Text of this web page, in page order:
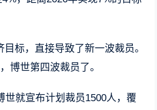
标，直接导致了新一波裁员。
博世第四波裁员了。
世就宣布计划裁员1500人，覆